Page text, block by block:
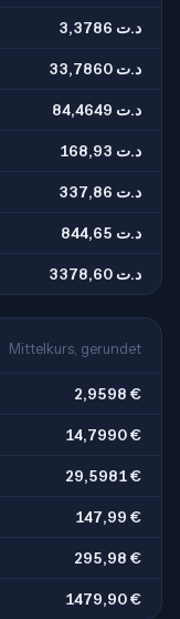
3,3786 د.ت
33,7860 د.ت
84,4649 د.ت
168,93 د.ت
337,86 د.ت
844,65 د.ت
3378,60 د.ت
Mittelkurs, gerundet
2,9598 €
14,7990 €
29,5981 €
147,99 €
295,98 €
1479,90 €